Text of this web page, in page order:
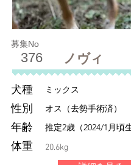
募集No
376 ノヴィ
犬種 ミックス
性別 オス（去勢手術済）
年齢 推定2歳（2024/1月頃生
体重
20.6kg